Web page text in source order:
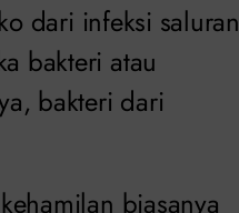
dari infeksi saluran
bakteri atau
bakteri dari
biasanya